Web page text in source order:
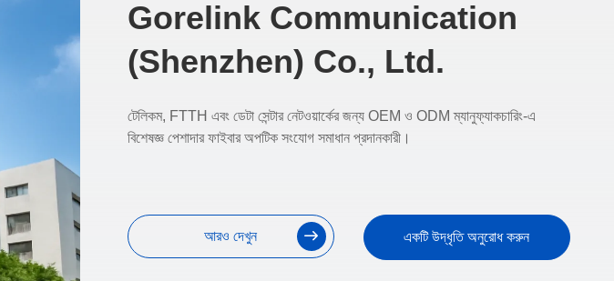
Gorelink Communication
(Shenzhen) Co., Ltd.
টেলিকম, FTTH এবং ডেটা সেন্টার নেটওয়ার্কের জন্য OEM ও ODM ম্যানুফ্যাকচারিং-এ
বিশেষজ্ঞ পেশাদার ফাইবার অপটিক সংযোগ সমাধান প্রদানকারী।
আরও দেখুন একটি উদ্ধৃতি অনুরোধ করুন